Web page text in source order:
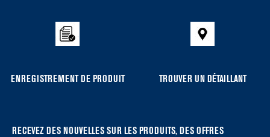
youENREGISTREMENT DE PRODUIT TROUVER UN DÉTAILLANT
RECEVEZ DES NOUVELLES SUR LES PRODUITS, DES OFFRES